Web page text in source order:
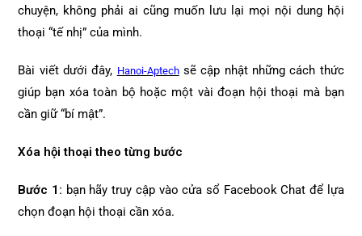
chuyện, không phải ai cũng muốn lưu lại mọi nội dung hội
thoại “tế nhị” của mình.
Bài viết dưới đây, Hanoi-Aptech sẽ cập nhật những cách thức
giúp bạn xóa toàn bộ hoặc một vài đoạn hội thoại mà bạn
cần giữ “bí mật”.
Xóa hội thoại theo từng bước
Bước 1: bạn hãy truy cập vào cửa sổ Facebook Chat để lựa
chọn đoạn hội thoại cần xóa.